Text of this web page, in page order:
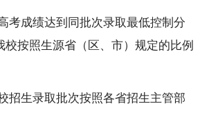
考成绩达到同批次录取最低控制分
校按照生源省（区、市）规定的比例
招生录取批次按照各省招生主管部